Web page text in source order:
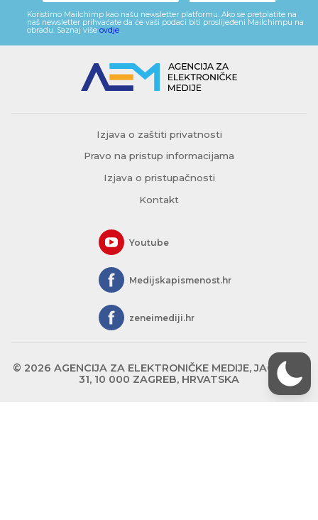
Koristimo Mailchimp kao našu newsletter platformu. Ako se pretplatite na
naš newsletter prihvaćate da će vaši podaci biti proslijeđeni Mailchimpu na
obradu. Saznaj više ovdje.
Izjava o zaštiti privatnosti
Pravo na pristup informacijama
Izjava o pristupačnosti
Kontakt
Youtube
Medijskapismenost.hr
zeneimediji.hr
© 2026 AGENCIJA ZA ELEKTRONIČKE MEDIJE, JAGIĆEVA
31, 10 000 ZAGREB, HRVATSKA